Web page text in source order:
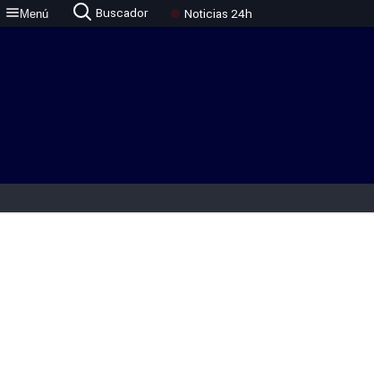
Menú Buscador Noticias 24h